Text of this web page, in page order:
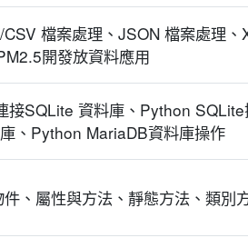
檔案處理、JSON 檔案處理
開發放資料應用
SQLite 資料庫、Python SQLite
、Python MariaDB資料庫操作
、屬性與方法、靜態方法、類別